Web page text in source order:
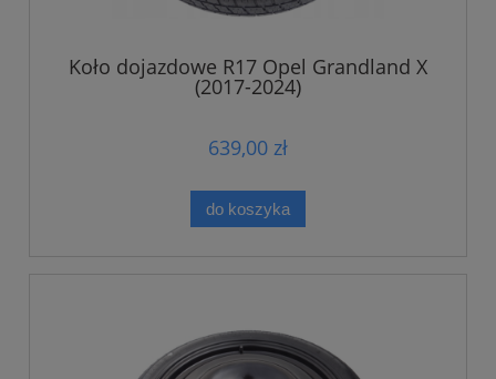
Koło dojazdowe R17 Opel Grandland X
(2017-2024)
639,00 zł
do koszyka